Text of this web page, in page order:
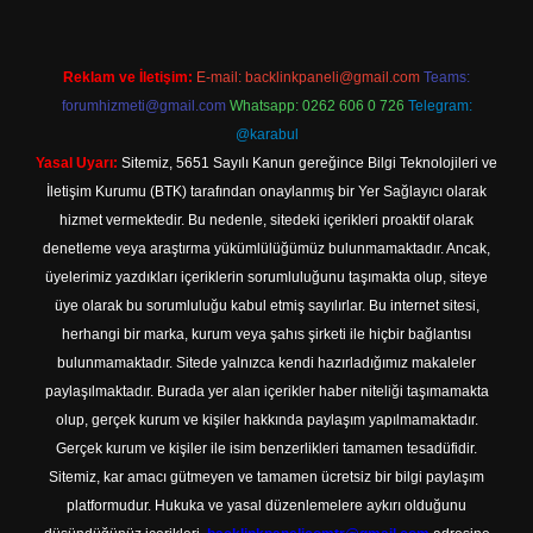
Reklam ve İletişim: E-mail: backlinkpaneli@gmail.com Teams:
forumhizmeti@gmail.com Whatsapp: 0262 606 0 726 Telegram:
@karabul
Yasal Uyarı: Sitemiz, 5651 Sayılı Kanun gereğince Bilgi Teknolojileri ve
İletişim Kurumu (BTK) tarafından onaylanmış bir Yer Sağlayıcı olarak
hizmet vermektedir. Bu nedenle, sitedeki içerikleri proaktif olarak
denetleme veya araştırma yükümlülüğümüz bulunmamaktadır. Ancak,
üyelerimiz yazdıkları içeriklerin sorumluluğunu taşımakta olup, siteye
üye olarak bu sorumluluğu kabul etmiş sayılırlar. Bu internet sitesi,
herhangi bir marka, kurum veya şahıs şirketi ile hiçbir bağlantısı
bulunmamaktadır. Sitede yalnızca kendi hazırladığımız makaleler
paylaşılmaktadır. Burada yer alan içerikler haber niteliği taşımamakta
olup, gerçek kurum ve kişiler hakkında paylaşım yapılmamaktadır.
Gerçek kurum ve kişiler ile isim benzerlikleri tamamen tesadüfidir.
Sitemiz, kar amacı gütmeyen ve tamamen ücretsiz bir bilgi paylaşım
platformudur. Hukuka ve yasal düzenlemelere aykırı olduğunu